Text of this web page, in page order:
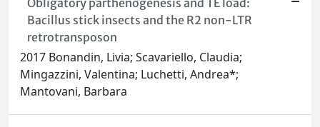
Obligatory parthenogenesis and TE load:
Bacillus stick insects and the R2 non-LTR
retrotransposon
2017 Bonandin, Livia; Scavariello, Claudia;
Mingazzini, Valentina; Luchetti, Andrea*;
Mantovani, Barbara